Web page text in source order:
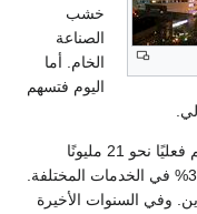
خشب
الصناعة
الخام. أما
اليوم فتسهم
يبلغ حجم القوى العاملة 23 مليونًا يعمل منهم فعليًا نحو 21 مليونًا
نصفهم تقريبًا يعملون بالزراعة. بينما يعمل 37% في الخدمات المختلفة.
وفي السنوات الأخيرة